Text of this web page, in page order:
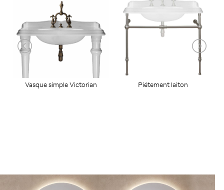
Vasque simple Victorian Piétement laiton